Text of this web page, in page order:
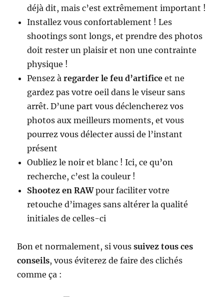
déjà dit, mais c’est extrêmement important !
Installez vous confortablement ! Les
shootings sont longs, et prendre des photos
doit rester un plaisir et non une contrainte
physique !
Pensez àregarder le feu d’artifice et ne
gardez pas votre oeil dans le viseur sans
arrêt. D’une part vous déclencherez vos
photos aux meilleurs moments, et vous
pourrez vous délecter aussi de l’instant
présent
Oubliez le noir et blanc ! Ici, ce qu’on
recherche, c’est la couleur !
Shootez en RAWpour faciliter votre
retouche d’images sans altérer la qualité
initiales de celles-ci
Bon et normalement, si voussuivez tous ces
conseils, vous éviterez de faire des clichés
comme ça :